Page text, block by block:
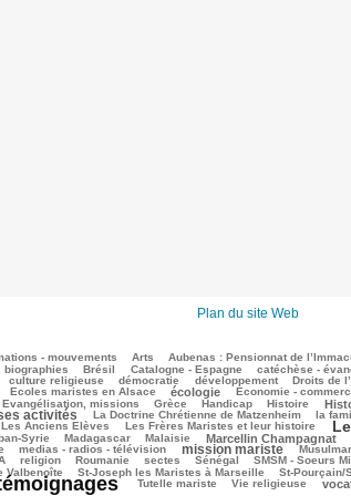
Plan du site Web
- mouvements Arts Aubenas : Pensionnat de
biographies Brésil Catalogne - Espagne catéchèse -
culture religieuse démocratie développement Droits de
Ecoles maristes en Alsace écologie Economie -
Evangélisation, missions Grèce Handicap Histoire
activités La Doctrine Chrétienne de Matzenheim la
Les Anciens Elèves Les Frères Maristes et leur histoire
Syrie Madagascar Malaisie Marcellin Champagnat
medias - radios - télévision mission mariste
religion Roumanie sectes Sénégal SMSM - Soeurs
Valbenoîte St-Joseph les Maristes à Marseille St-Pourçain/
Tutelle mariste Vie religieuse